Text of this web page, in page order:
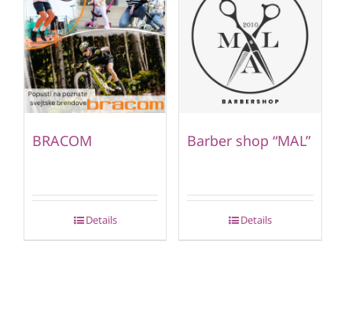
BRACOM
Details
Barber shop “MAL”
Details